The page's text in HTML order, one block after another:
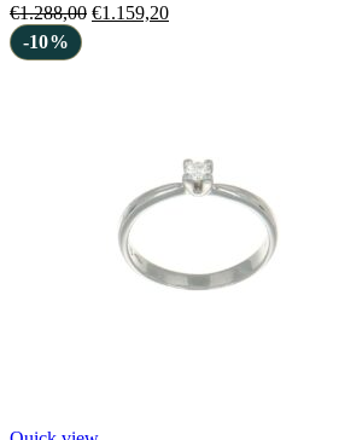
€1.288,00 €1.159,20
-10%